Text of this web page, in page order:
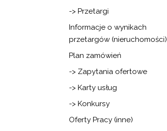
-> Przetargi
Informacje o wynikach
przetargów (nieruchomości)
Plan zamówień
-> Zapytania ofertowe
-> Karty usług
-> Konkursy
Oferty Pracy (inne)